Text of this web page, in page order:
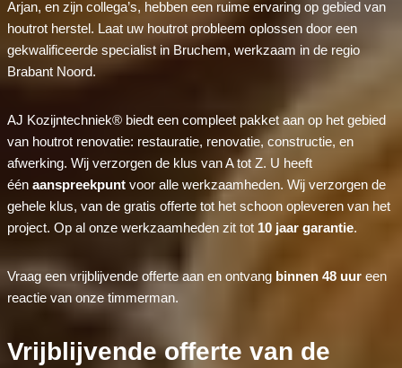
Arjan, en zijn collega’s, hebben een ruime ervaring op gebied van
houtrot herstel. Laat uw houtrot probleem oplossen door een
gekwalificeerde specialist in Bruchem, werkzaam in de regio
Brabant Noord.
AJ Kozijntechniek® biedt een compleet pakket aan op het gebied
van houtrot renovatie: restauratie, renovatie, constructie, en
afwerking. Wij verzorgen de klus van A tot Z. U heeft
één aanspreekpuntvoor alle werkzaamheden. Wij verzorgen de
gehele klus, van de gratis offerte tot het schoon opleveren van het
project. Op al onze werkzaamheden zit tot 10 jaar garantie.
Vraag een vrijblijvende offerte aan en ontvang binnen 48 uureen
reactie van onze timmerman.
Vrijblijvende offerte van de